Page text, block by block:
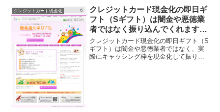
クレジットカード現金化
クレジットカード現金化の即日ギ
フト（Sギフト）は闇金や悪徳業
者ではなく振り込んでくれます
よ！
クレジットカード現金化の即日ギフト（S
ギフト）は闇金や悪徳業者ではなく、実
際にキャッシング枠を現金化して振り込